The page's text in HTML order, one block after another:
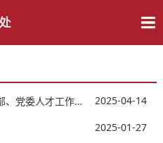
室、教师发展中心）职责 2025-04-14
2025-01-27